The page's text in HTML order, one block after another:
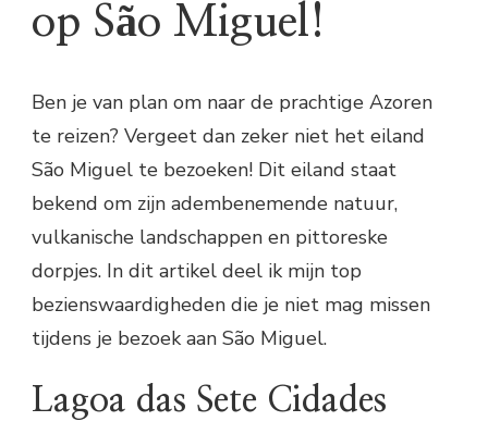
op São Miguel!
Ben je van plan om naar de prachtige Azoren
te reizen? Vergeet dan zeker niet het eiland
São Miguel te bezoeken! Dit eiland staat
bekend om zijn adembenemende natuur,
vulkanische landschappen en pittoreske
dorpjes. In dit artikel deel ik mijn top
bezienswaardigheden die je niet mag missen
tijdens je bezoek aan São Miguel.
Lagoa das Sete Cidades